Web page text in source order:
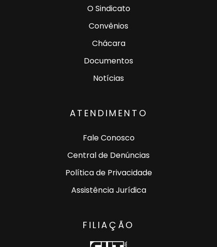
O Sindicato
Convênios
Chácara
Documentos
Notícias
ATENDIMENTO
Fale Conosco
Central de Denúncias
Política de Privacidade
Assistência Jurídica
FILIAÇÃO